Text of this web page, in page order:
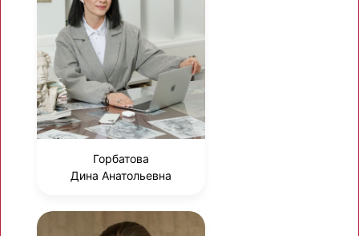
Горбатова
Дина Анатольевна